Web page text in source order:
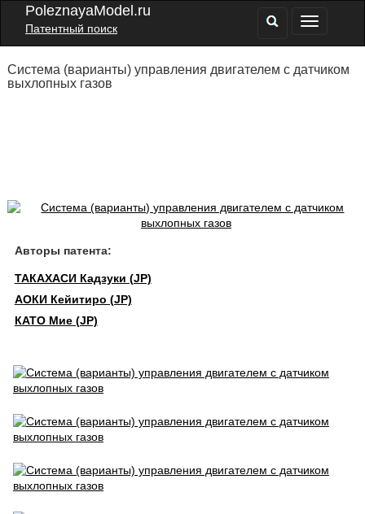
PoleznayaModel.ru
Патентный поиск
Система (варианты) управления двигателем с датчиком
выхлопных газов
Авторы патента:
ТАКАХАСИ Кадзуки (JP)
АОКИ Кейитиро (JP)
КАТО Мие (JP)